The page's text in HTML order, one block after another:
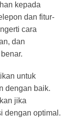
kepada
dan fitur-
cara
dan
untuk
dengan baik.
jika
dengan optimal.